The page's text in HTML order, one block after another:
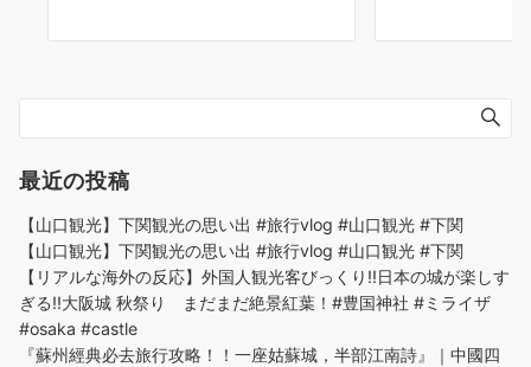
最近の投稿
【山口観光】下関観光の思い出 #旅行vlog #山口観光 #下関
【山口観光】下関観光の思い出 #旅行vlog #山口観光 #下関
【リアルな海外の反応】外国人観光客びっくり!!日本の城が楽しす
ぎる!!大阪城 秋祭り まだまだ絶景紅葉！#豊国神社 #ミライザ
#osaka #castle
『蘇州經典必去旅行攻略！！一座姑蘇城，半部江南詩』｜中國四